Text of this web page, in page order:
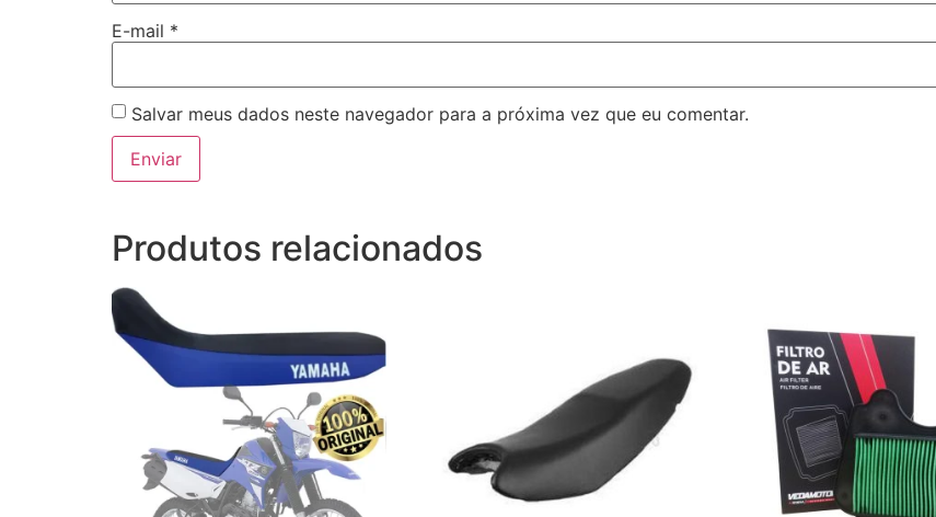
E-mail *
Salvar meus dados neste navegador para a próxima vez que eu comentar.
Produtos relacionados